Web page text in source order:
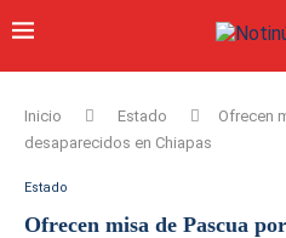
Inicio Estado
Ofrecen
desaparecidos en Chiapas
Estado
Ofrecen misa de Pascua